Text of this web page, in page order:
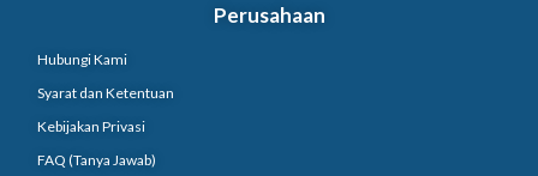
Perusahaan
Hubungi Kami
Syarat dan Ketentuan
Kebijakan Privasi
FAQ (Tanya Jawab)